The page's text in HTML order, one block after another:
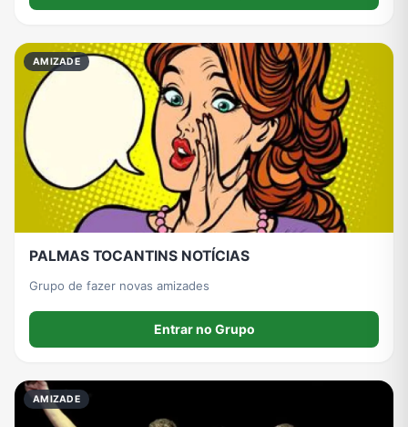
AMIZADE
PALMAS TOCANTINS NOTÍCIAS
Grupo de fazer novas amizades
Entrar no Grupo
AMIZADE